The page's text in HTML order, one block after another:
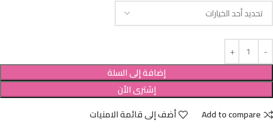
إضافة إلى السلة
إشترى الأن
Add to compare
أضف إلى قائمة الامنيات